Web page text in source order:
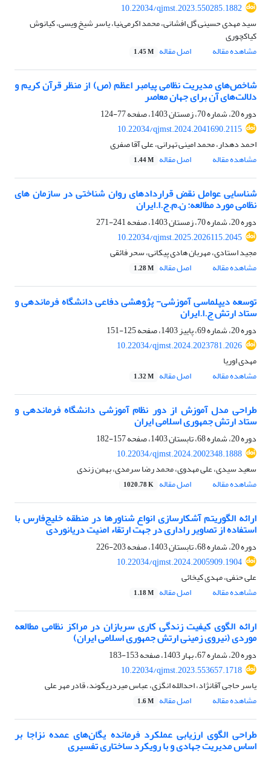
10.22034/qjmst.2023.550285.1882
سید مهدی حسینی گل افشانی، محمد اکرمی‌نیا، یاسر شیخ ویسی، کیانوش
کیاکچوری
مشاهده مقاله
اصل مقاله 1.45 M
شاخص‌های مدیریت نظامی پیامبر اعظم (ص) از منظر قرآن کریم و
دلالت‌های آن برای جهان معاصر
دوره 20، شماره 70، زمستان 1403، صفحه
77-124
10.22034/qjmst.2024.2041690.2115
احمد دهدار، محمد امینی تهرانی، علی آقا صفری
مشاهده مقاله
اصل مقاله 1.44 M
شناسایی عوامل نقض قراردادهای روان شناختی در سازمان های
نظامی مورد مطالعه: ن.م.ج.ا.ایران
دوره 20، شماره 70، زمستان 1403، صفحه
241-271
10.22034/qjmst.2025.2026115.2045
مجید استادی، مهربان هادی پیکانی، سحر فائقی
مشاهده مقاله
اصل مقاله 1.28 M
توسعه دیپلماسی آموزشی- پژوهشی دفاعی دانشگاه فرماندهی و
ستاد ارتش ج.ا.ایران
دوره 20، شماره 69، پاییز 1403، صفحه
125-151
10.22034/qjmst.2024.2023781.2026
مهدی اوریا
مشاهده مقاله
اصل مقاله 1.32 M
طراحی مدل آموزش از دور نظام آموزشی دانشگاه فرماندهی و
ستاد ارتش جمهوری اسلامی ایران
دوره 20، شماره 68، تابستان 1403، صفحه
157-182
10.22034/qjmst.2024.2002348.1888
سعید سیدی، علی مهدوی، محمد رضا سرمدی، بهمن زندی
مشاهده مقاله
اصل مقاله 1020.78 K
ارائه الگوریتم آشکارسازی انواع شناورها در منطقه خلیج‌فارس با
استفاده از تصاویر راداری در جهت ارتقاء امنیت دریانوردی
دوره 20، شماره 68، تابستان 1403، صفحه
203-226
10.22034/qjmst.2024.2005909.1904
علی حنفی، مهدی کیخائی
مشاهده مقاله
اصل مقاله 1.18 M
ارائه الگوی کیفیت زندگی کاری سربازان در مراکز نظامی مطالعه
موردی (نیروی زمینی ارتش جمهوری اسلامی ایران)
دوره 20، شماره 67، بهار 1403، صفحه
153-183
10.22034/qjmst.2023.553657.1718
یاسر حاجی آقانژاد، احدالله انگزی، عباس میردریگوند، قادر مهر علی
مشاهده مقاله
اصل مقاله 1.6 M
طراحی الگوی ارزیابی عملکرد فرمانده یگان‌های عمده نزاجا بر
اساس مدیریت جهادی و با رویکرد ساختاری تفسیری